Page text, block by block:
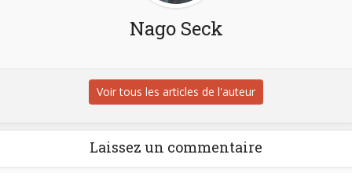
Nago Seck
Voir tous les articles de l'auteur
Laissez un commentaire